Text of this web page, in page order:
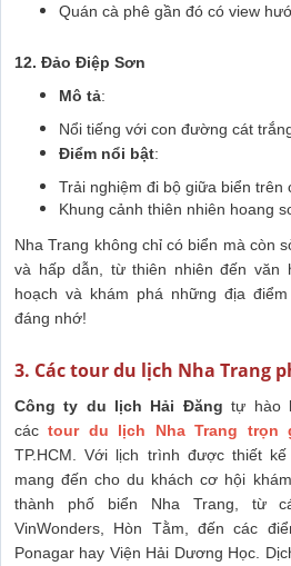
Quán cà phê gần đó có view
12. Đảo Điệp Sơn
Mô tả:
Nổi tiếng với con đường cát
Điểm nổi bật:
Trải nghiệm đi bộ giữa biển trên
Khung cảnh thiên nhiên hoang
Nha Trang không chỉ có biển mà còn
và hấp dẫn, từ thiên nhiên đến văn
hoạch và khám phá những địa
đáng nhớ!
3. Các tour du lịch Nha Trang
Công ty du lịch Hải Đăng tự hào
các tour du lịch Nha Trang trọn
TP.HCM. Với lịch trình được thiết
mang đến cho du khách cơ hội
thành phố biển Nha Trang, từ
VinWonders, Hòn Tằm, đến các
Ponagar hay Viện Hải Dương Học.